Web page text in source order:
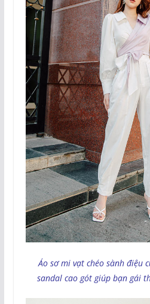
Áo sơ mi vạt chéo sành điệu
sandal cao gót giúp bạn gái